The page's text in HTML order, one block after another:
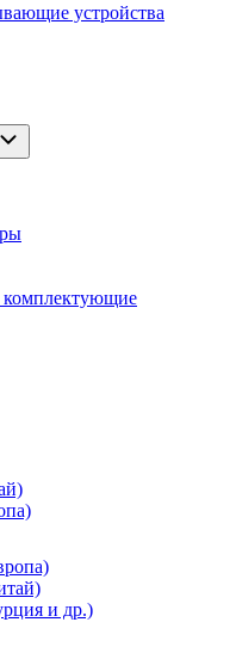
устройства
комплектующие
и др.)